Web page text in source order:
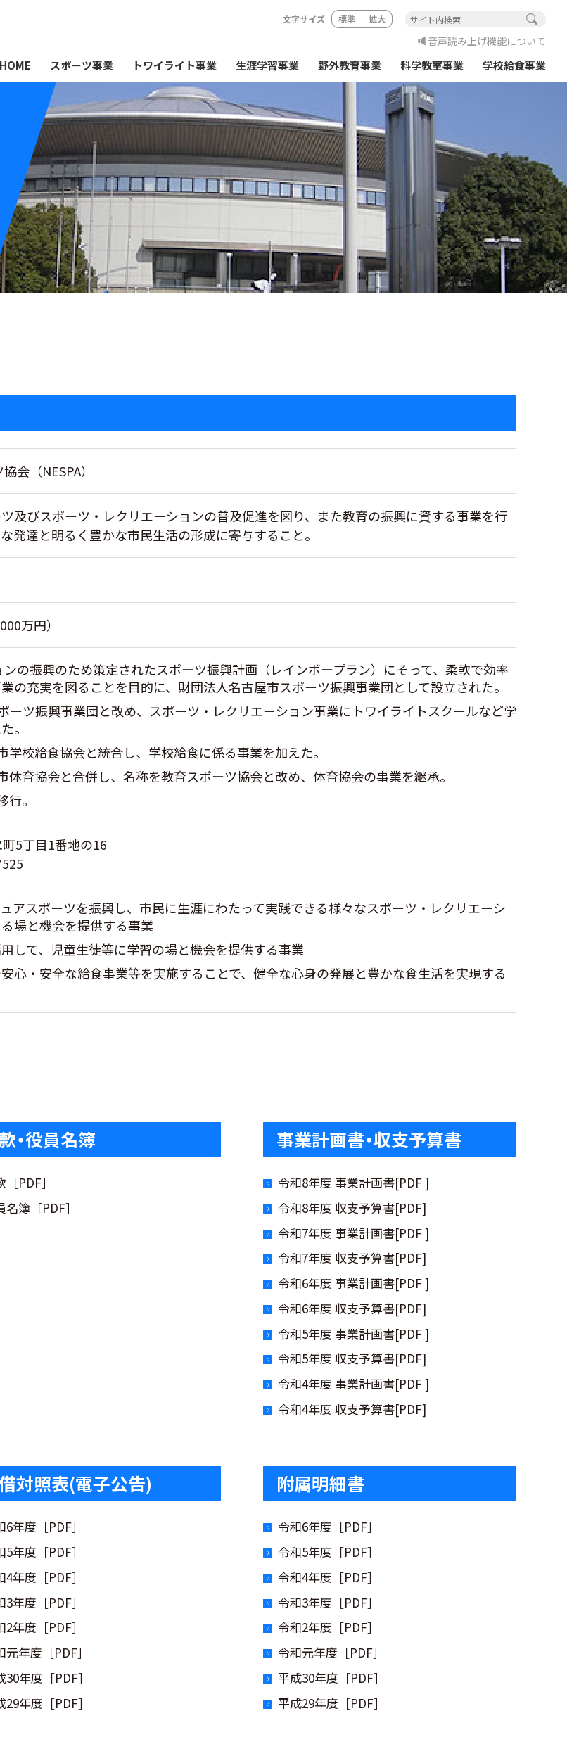
HOME スポーツ事業 トワイライト事業 生涯学習事業 野外教育事業 科学教室事業 学校給食事業
文字サイズ 標準 拡大
音声読み上げ機能について
会（NESPA）
及びスポーツ・レクリエーションの普及促進を図り、また教育の振興に資する事業を行
発達と明るく豊かな市民生活の形成に寄与すること。
万円）
の振興のため策定されたスポーツ振興計画（レインボープラン）にそって、柔軟で効率
の充実を図ることを目的に、財団法人名古屋市スポーツ振興事業団として設立された。
ーツ振興事業団と改め、スポーツ・レクリエーション事業にトワイライトスクールなど学
。
校給食協会と統合し、学校給食に係る事業を加えた。
育協会と合併し、名称を教育スポーツ協会と改め、体育協会の事業を継承。
。
5丁目1番地の16
アスポーツを振興し、市民に生涯にわたって実践できる様々なスポーツ・レクリエーシ
場と機会を提供する事業
して、児童生徒等に学習の場と機会を提供する事業
心・安全な給食事業等を実施することで、健全な心身の発展と豊かな食生活を実現する
・役員名簿
［PDF］
名簿［PDF］
事業計画書・収支予算書
令和8年度 事業計画書[PDF ]
令和8年度 収支予算書[PDF]
令和7年度 事業計画書[PDF ]
令和7年度 収支予算書[PDF]
令和6年度 事業計画書[PDF ]
令和6年度 収支予算書[PDF]
令和5年度 事業計画書[PDF ]
令和5年度 収支予算書[PDF]
令和4年度 事業計画書[PDF ]
令和4年度 収支予算書[PDF]
対照表(電子公告)
6年度［PDF］
5年度［PDF］
4年度［PDF］
3年度［PDF］
2年度［PDF］
元年度［PDF］
30年度［PDF］
29年度［PDF］
附属明細書
令和6年度［PDF］
令和5年度［PDF］
令和4年度［PDF］
令和3年度［PDF］
令和2年度［PDF］
令和元年度［PDF］
平成30年度［PDF］
平成29年度［PDF］